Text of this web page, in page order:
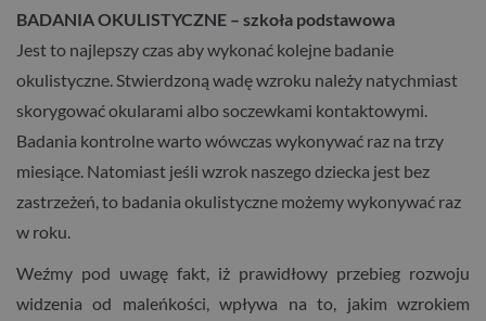
BADANIA OKULISTYCZNE – szkoła podstawowa
Jest to najlepszy czas aby wykonać kolejne badanie
okulistyczne. Stwierdzoną wadę wzroku należy natychmiast
skorygować okularami albo soczewkami kontaktowymi.
Badania kontrolne warto wówczas wykonywać raz na trzy
miesiące. Natomiast jeśli wzrok naszego dziecka jest bez
zastrzeżeń, to badania okulistyczne możemy wykonywać raz
w roku.
Weźmy pod uwagę fakt, iż prawidłowy przebieg rozwoju
widzenia od maleńkości, wpływa na to, jakim wzrokiem